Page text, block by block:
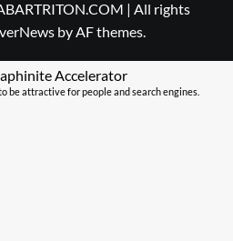
| All rights
by AF themes.
Accelerator
be attractive for people and search engines.